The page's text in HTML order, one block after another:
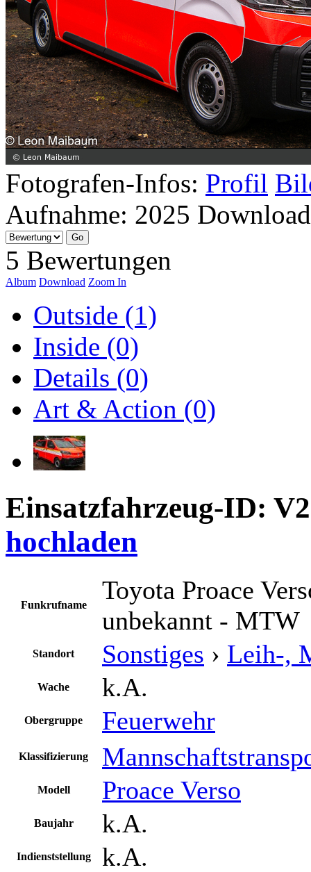
Fotografen-Infos: Profil
Aufnahme: 2025
5 Bewertungen
Album Download Zoom In
Outside (1)
Inside (0)
Details (0)
Art & Action (0)
Einsatzfahrzeug-ID:
hochladen
Funkrufname
Toyota Proace
unbekannt - MTW
Standort Sonstiges › Leih-,
Wache k.A.
Obergruppe Feuerwehr
Klassifizierung
Modell Proace Verso
Baujahr k.A.
Indienststellung k.A.